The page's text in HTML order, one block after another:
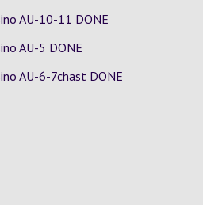
AU-10-11 DONE
AU-5 DONE
AU-6-7chast DONE